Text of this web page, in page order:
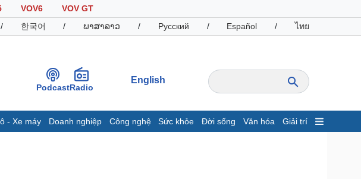
VOV6
VOV GT
/ 한국어 / ພາສາລາວ / Русский / Español / ไทย
PodcastRadio
English
- Xe máy Doanh nghiệp Công nghệ Sức khỏe Đời sống Văn hóa Giải trí